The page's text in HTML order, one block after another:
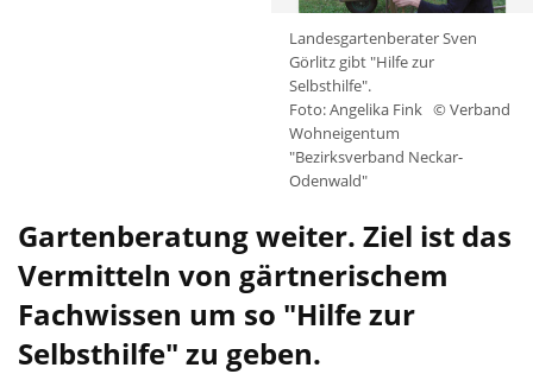
Landesgartenberater Sven
Görlitz gibt "Hilfe zur
Selbsthilfe".
Foto: Angelika Fink © Verband
Wohneigentum
"Bezirksverband Neckar-
Odenwald"
Gartenberatung weiter. Ziel ist das
Vermitteln von gärtnerischem
Fachwissen um so "Hilfe zur
Selbsthilfe" zu geben.